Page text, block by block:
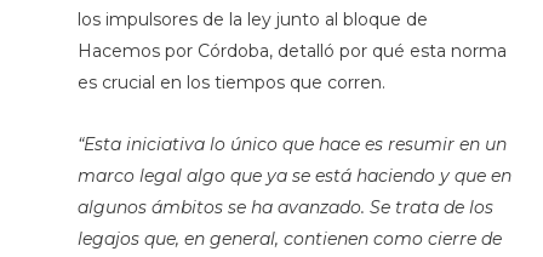
los impulsores de la ley junto al bloque de
Hacemos por Córdoba, detalló por qué esta norma
es crucial en los tiempos que corren.
“Esta iniciativa lo único que hace es resumir en un
marco legal algo que ya se está haciendo y que en
algunos ámbitos se ha avanzado. Se trata de los
legajos que, en general, contienen como cierre de